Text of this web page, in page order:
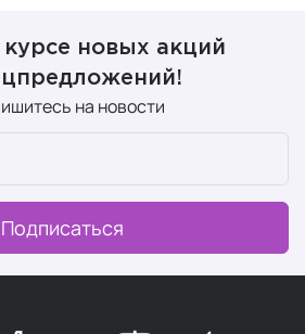
курсе новых акций
на новости
Подписаться